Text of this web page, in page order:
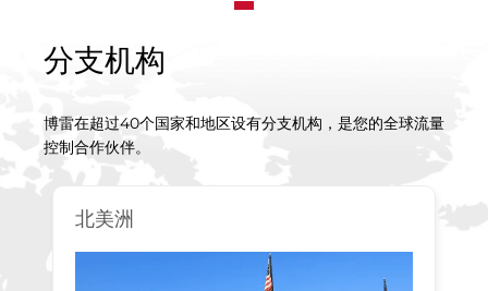
分支机构
博雷在超过40个国家和地区设有分支机构，是您的全球流量
控制合作伙伴。
北美洲